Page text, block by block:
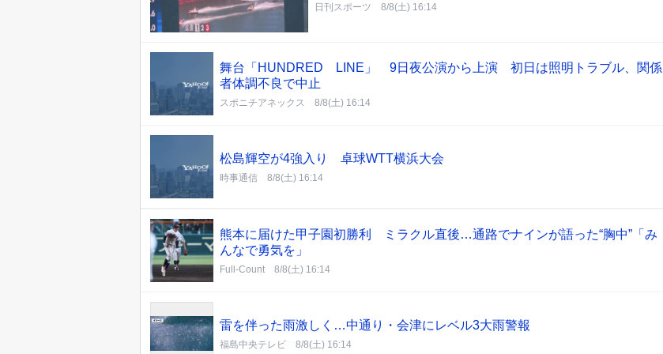
日刊スポーツ 8/8(土) 16:14
舞台「HUNDRED LINE」 9日夜公演から上演 初日は照明トラブル、関係
者体調不良で中止
スポニチアネックス 8/8(土) 16:14
松島輝空が4強入り 卓球WTT横浜大会
時事通信 8/8(土) 16:14
熊本に届けた甲子園初勝利 ミラクル直後…通路でナインが語った“胸中”「み
んなで勇気を」
Full-Count 8/8(土) 16:14
雷を伴った雨激しく…中通り・会津にレベル3大雨警報
福島中央テレビ 8/8(土) 16:14